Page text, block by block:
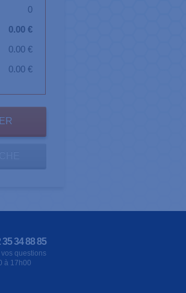
0
0.00 €
0.00 €
0.00 €
34 88 85
questions
à 17h00